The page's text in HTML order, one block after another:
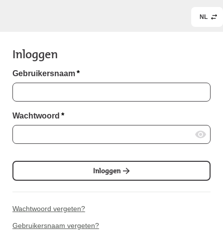
NL
Inloggen
Gebruikersnaam*
Wachtwoord *
Inloggen
Wachtwoord vergeten?
Gebruikersnaam vergeten?